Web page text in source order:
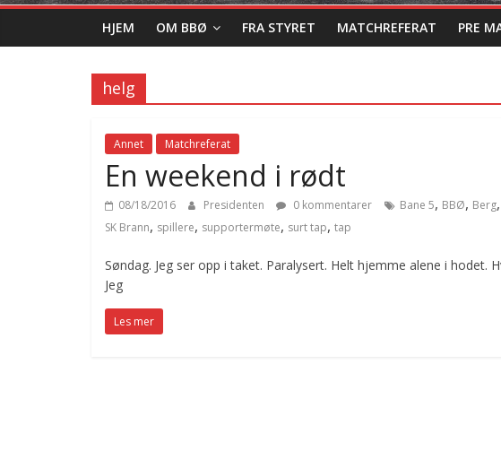
HJEM OM BBØ FRA STYRET MATCHREFERAT PRE
helg
Annet Matchreferat
En weekend i rødt
08/18/2016 Presidenten 0 kommentarer Bane 5, BBØ, Berg,
SK Brann, spillere, supportermøte, surt tap, tap
Søndag. Jeg ser opp i taket. Paralysert. Helt hjemme alene i hodet.
Jeg
Les mer